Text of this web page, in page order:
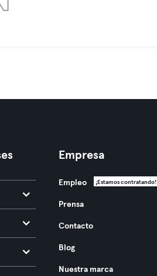
Empresa
Empleo ¡Estamos contratando!
Prensa
Contacto
Blog
Nuestra marca